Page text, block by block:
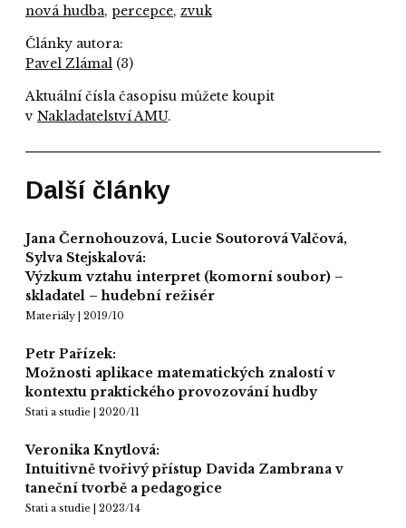
nová hudba, percepce, zvuk
Články autora:
Pavel Zlámal (3)
Aktuální čísla časopisu můžete koupit
v Nakladatelství AMU.
Další články
Jana Černohouzová, Lucie Soutorová Valčová,
Sylva Stejskalová:
Výzkum vztahu interpret (komorní soubor) –
skladatel – hudební režisér
Materiály | 2019/10
Petr Pařízek:
Možnosti aplikace matematických znalostí v
kontextu praktického provozování hudby
Stati a studie | 2020/11
Veronika Knytlová:
Intuitivně tvořivý přístup Davida Zambrana v
taneční tvorbě a pedagogice
Stati a studie | 2023/14